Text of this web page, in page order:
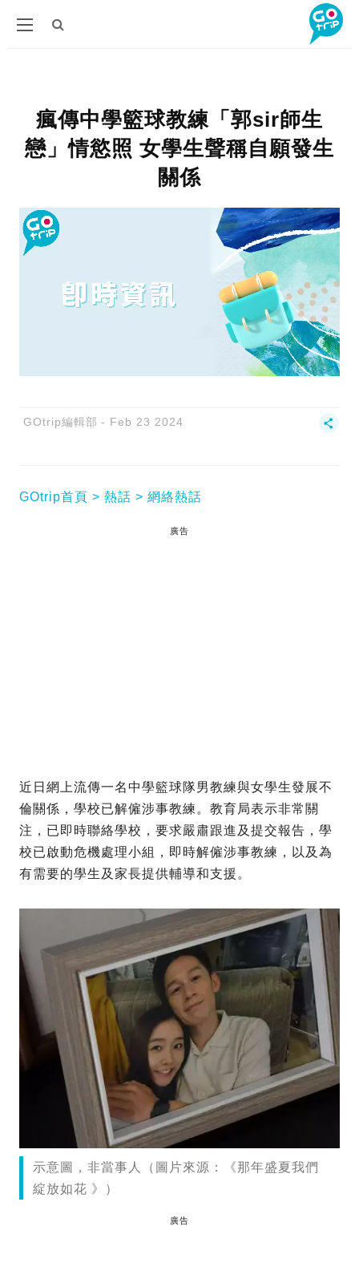
瘋傳中學籃球教練「郭sir師生
戀」情慾照 女學生聲稱自願發生
關係
GOtrip編輯部 Feb 23 2024
GOtrip首頁 熱話 網絡熱話
廣告
近日網上流傳一名中學籃球隊男教練與女學生發展不
倫關係，學校已解僱涉事教練。教育局表示非常關
注，已即時聯絡學校，要求嚴肅跟進及提交報告，學
校已啟動危機處理小組，即時解僱涉事教練，以及為
有需要的學生及家長提供輔導和支援。
示意圖，非當事人（圖片來源：《那年盛夏我們
綻放如花 》）
廣告